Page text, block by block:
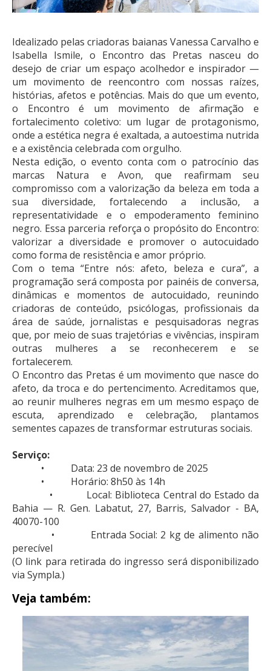
Idealizado pelas criadoras baianas Vanessa Carvalho e
Isabella Ismile, o Encontro das Pretas nasceu do
desejo de criar um espaço acolhedor e inspirador —
um movimento de reencontro com nossas raízes,
histórias, afetos e potências. Mais do que um evento,
o Encontro é um movimento de afirmação e
fortalecimento coletivo: um lugar de protagonismo,
onde a estética negra é exaltada, a autoestima nutrida
e a existência celebrada com orgulho.
Nesta edição, o evento conta com o patrocínio das
marcas Natura e Avon, que reafirmam seu
compromisso com a valorização da beleza em toda a
sua diversidade, fortalecendo a inclusão, a
representatividade e o empoderamento feminino
negro. Essa parceria reforça o propósito do Encontro:
valorizar a diversidade e promover o autocuidado
como forma de resistência e amor próprio.
Com o tema “Entre nós: afeto, beleza e cura”, a
programação será composta por painéis de conversa,
dinâmicas e momentos de autocuidado, reunindo
criadoras de conteúdo, psicólogas, profissionais da
área de saúde, jornalistas e pesquisadoras negras
que, por meio de suas trajetórias e vivências, inspiram
outras mulheres a se reconhecerem e se
fortalecerem.
O Encontro das Pretas é um movimento que nasce do
afeto, da troca e do pertencimento. Acreditamos que,
ao reunir mulheres negras em um mesmo espaço de
escuta, aprendizado e celebração, plantamos
sementes capazes de transformar estruturas sociais.
Serviço:
• Data: 23 de novembro de 2025
• Horário: 8h50 às 14h
• Local: Biblioteca Central do Estado da
Bahia — R. Gen. Labatut, 27, Barris, Salvador - BA,
40070-100
• Entrada Social: 2 kg de alimento não
perecível
(O link para retirada do ingresso será disponibilizado
via Sympla.)
Veja também: